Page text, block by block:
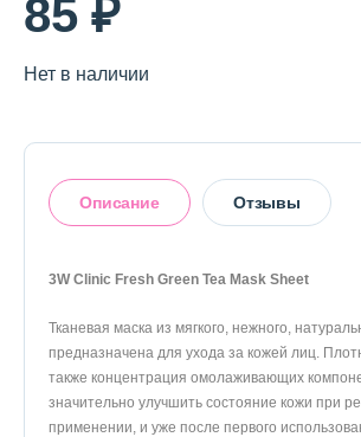
85 ₽
Нет в наличии
Описание Отзывы
3W Clinic Fresh Green Tea Mask Sheet
Тканевая маска из мягкого, нежного,
предназначена для ухода за кожей лиц.
также концентрация омолаживающих
значительно улучшить состояние кожи при
применении, и уже после первого
Оставить отзыв